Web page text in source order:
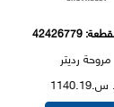
42426779
مروحة رديتر